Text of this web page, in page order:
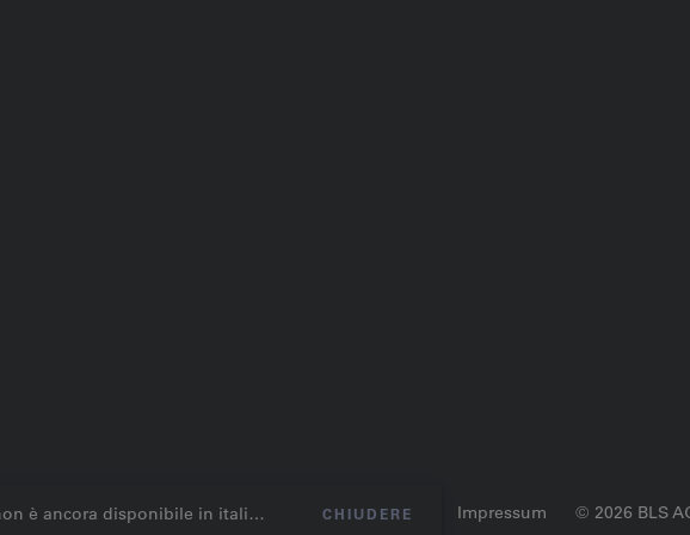
legali Protezione dei dati Condizioni generali Impressum © 2026 BLS
CHIUDERE
è ancora disponibile in italiano.